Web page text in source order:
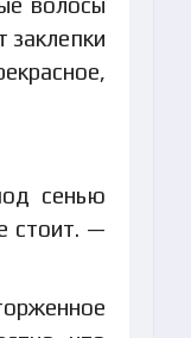
заклепки
сенью
стоит. —